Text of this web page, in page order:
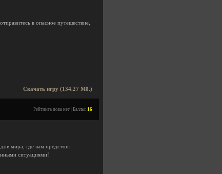
в опасное путешествие,
Скачать игру (134.27 Мб.)
Рейтинга пока нет | Баллы: 16
мира, где вам предстоит
ситуациями!